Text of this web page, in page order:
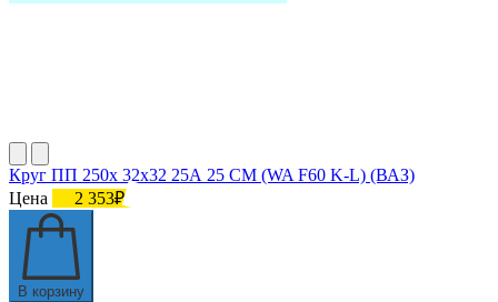
Круг ПП 250х 32х32 25А 25 СМ (WA F60 K-L) (ВАЗ)
Цена
2 353₽
В корзину